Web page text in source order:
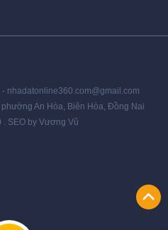
nhadatonline360.com@gmail.com
An Hòa, Biên Hòa, Đồng Nai
SEO by Vương Vũ